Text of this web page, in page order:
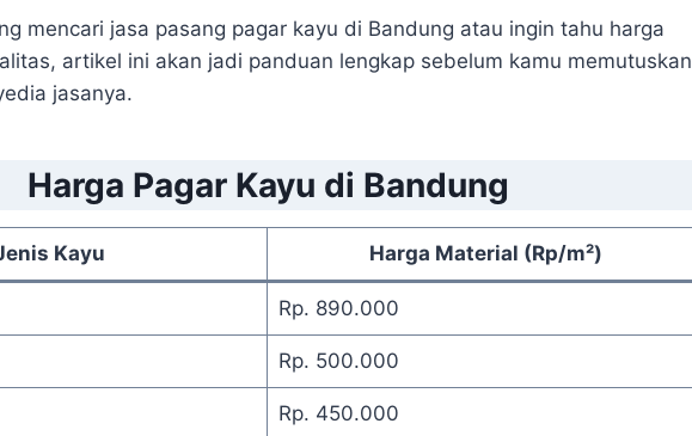
mencari jasa pasang pagar kayu di Bandung atau ingin tahu harga
artikel ini akan jadi panduan lengkap sebelum kamu memutuskan
jasanya.
Harga Pagar Kayu di Bandung
Kayu Harga Material (Rp/m²)
Rp. 890.000
Rp. 500.000
Rp. 450.000